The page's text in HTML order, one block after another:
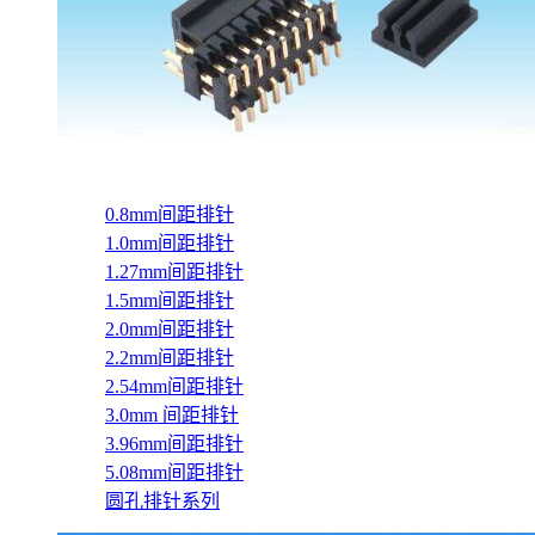
0.8mm间距排针
1.0mm间距排针
1.27mm间距排针
1.5mm间距排针
2.0mm间距排针
2.2mm间距排针
2.54mm间距排针
3.0mm 间距排针
3.96mm间距排针
5.08mm间距排针
圆孔排针系列